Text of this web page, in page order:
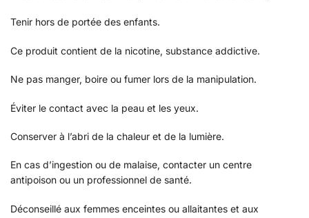
Tenir hors de portée des enfants.
Ce produit contient de la nicotine, substance addictive.
Ne pas manger, boire ou fumer lors de la manipulation.
Éviter le contact avec la peau et les yeux.
Conserver à l’abri de la chaleur et de la lumière.
En cas d’ingestion ou de malaise, contacter un centre
antipoison ou un professionnel de santé.
Déconseillé aux femmes enceintes ou allaitantes et aux